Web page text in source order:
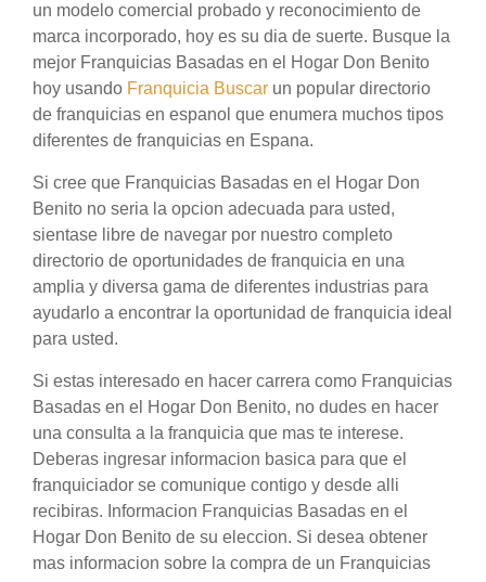
un modelo comercial probado y reconocimiento de
marca incorporado, hoy es su dia de suerte. Busque la
mejor Franquicias Basadas en el Hogar Don Benito
hoy usando Franquicia Buscar un popular directorio
de franquicias en espanol que enumera muchos tipos
diferentes de franquicias en Espana.
Si cree que Franquicias Basadas en el Hogar Don
Benito no seria la opcion adecuada para usted,
sientase libre de navegar por nuestro completo
directorio de oportunidades de franquicia en una
amplia y diversa gama de diferentes industrias para
ayudarlo a encontrar la oportunidad de franquicia ideal
para usted.
Si estas interesado en hacer carrera como Franquicias
Basadas en el Hogar Don Benito, no dudes en hacer
una consulta a la franquicia que mas te interese.
Deberas ingresar informacion basica para que el
franquiciador se comunique contigo y desde alli
recibiras. Informacion Franquicias Basadas en el
Hogar Don Benito de su eleccion. Si desea obtener
mas informacion sobre la compra de un Franquicias